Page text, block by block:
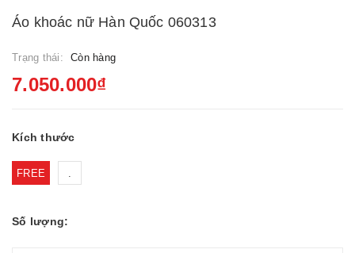
Áo khoác nữ Hàn Quốc 060313
Trạng thái: Còn hàng
7.050.000₫
Kích thước
FREE .
Số lượng: